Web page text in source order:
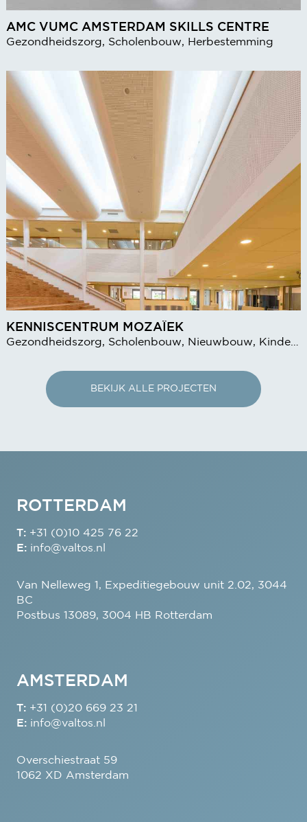
AMC VUMC AMSTERDAM SKILLS CENTRE
Gezondheidszorg, Scholenbouw, Herbestemming
KENNISCENTRUM MOZAÏEK
Gezondheidszorg, Scholenbouw, Nieuwbouw, Kinderopvang
BEKIJK ALLE PROJECTEN
ROTTERDAM
T:+31 (0)10 425 76 22
E:info@valtos.nl
Van Nelleweg 1, Expeditiegebouw unit 2.02, 3044
BC
Postbus 13089, 3004 HB Rotterdam
AMSTERDAM
T: +31 (0)20 669 23 21
E: info@valtos.nl
Overschiestraat 59
1062 XD Amsterdam